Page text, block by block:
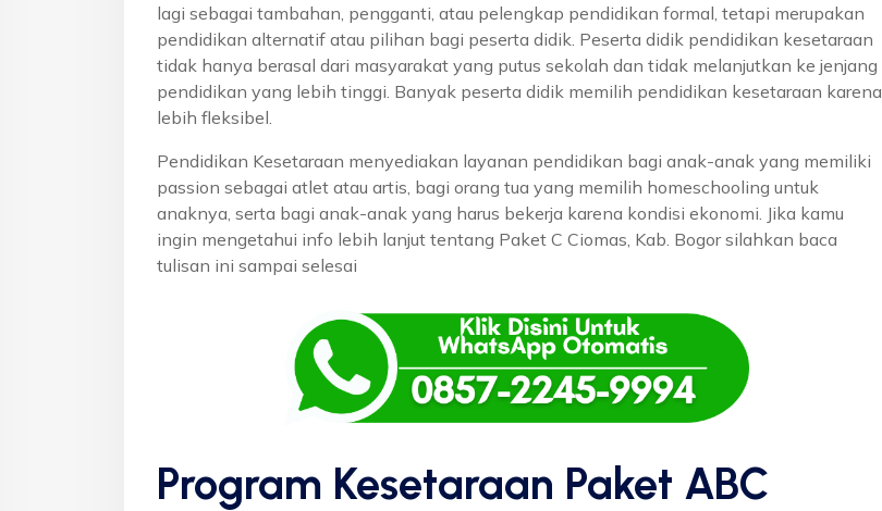
lagi sebagai tambahan, pengganti, atau pelengkap pendidikan formal, tetapi merupakan
pendidikan alternatif atau pilihan bagi peserta didik. Peserta didik pendidikan kesetaraan
tidak hanya berasal dari masyarakat yang putus sekolah dan tidak melanjutkan ke jenjang
pendidikan yang lebih tinggi. Banyak peserta didik memilih pendidikan kesetaraan karena
lebih fleksibel.
Pendidikan Kesetaraan menyediakan layanan pendidikan bagi anak-anak yang memiliki
passion sebagai atlet atau artis, bagi orang tua yang memilih homeschooling untuk
anaknya, serta bagi anak-anak yang harus bekerja karena kondisi ekonomi. Jika kamu
ingin mengetahui info lebih lanjut tentang Paket C Ciomas, Kab. Bogor silahkan baca
tulisan ini sampai selesai
Program Kesetaraan Paket ABC